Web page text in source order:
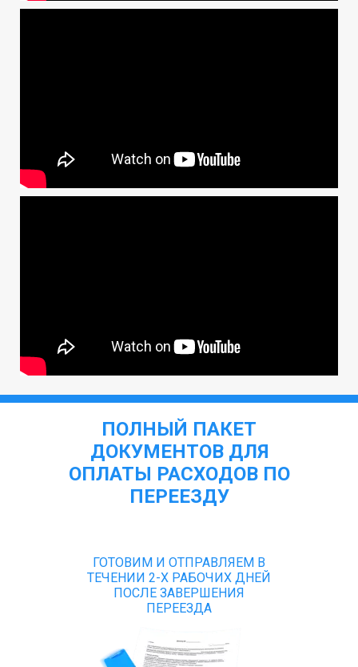
ПОЛНЫЙ ПАКЕТ
ДОКУМЕНТОВ ДЛЯ
ОПЛАТЫ РАСХОДОВ ПО
ПЕРЕЕЗДУ
ГОТОВИМ И ОТПРАВЛЯЕМ В
ТЕЧЕНИИ 2-Х РАБОЧИХ ДНЕЙ
ПОСЛЕ ЗАВЕРШЕНИЯ
ПЕРЕЕЗДА